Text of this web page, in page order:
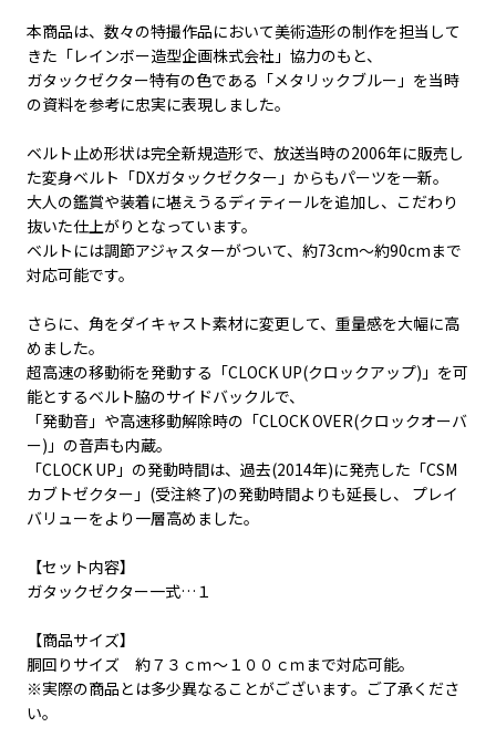
本商品は、数々の特撮作品において美術造形の制作を担当して
きた「レインボー造型企画株式会社」協力のもと、
ガタックゼクター特有の色である「メタリックブルー」を当時
の資料を参考に忠実に表現しました。
ベルト止め形状は完全新規造形で、放送当時の2006年に販売し
た変身ベルト「DXガタックゼクター」からもパーツを一新。
大人の鑑賞や装着に堪えうるディティールを追加し、こだわり
抜いた仕上がりとなっています。
ベルトには調節アジャスターがついて、約73cm～約90cmまで
対応可能です。
さらに、角をダイキャスト素材に変更して、重量感を大幅に高
めました。
超高速の移動術を発動する「CLOCK UP(クロックアップ)」を可
能とするベルト脇のサイドバックルで、
「発動音」や高速移動解除時の「CLOCK OVER(クロックオーバ
ー)」の音声も内蔵。
「CLOCK UP」の発動時間は、過去(2014年)に発売した「CSM
カブトゼクター」(受注終了)の発動時間よりも延長し、 プレイ
バリューをより一層高めました。
【セット内容】
ガタックゼクター一式…１
【商品サイズ】
胴回りサイズ 約７３ｃｍ～１００ｃｍまで対応可能。
※実際の商品とは多少異なることがございます。ご了承くださ
い。